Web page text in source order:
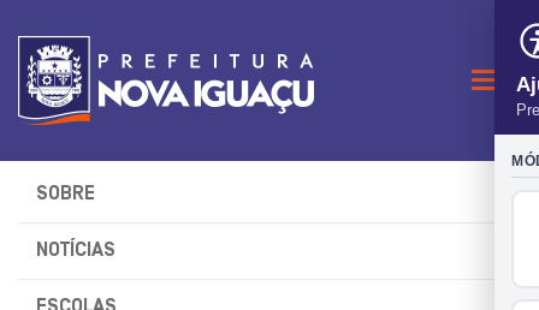
SOBRE
NOTÍCIAS